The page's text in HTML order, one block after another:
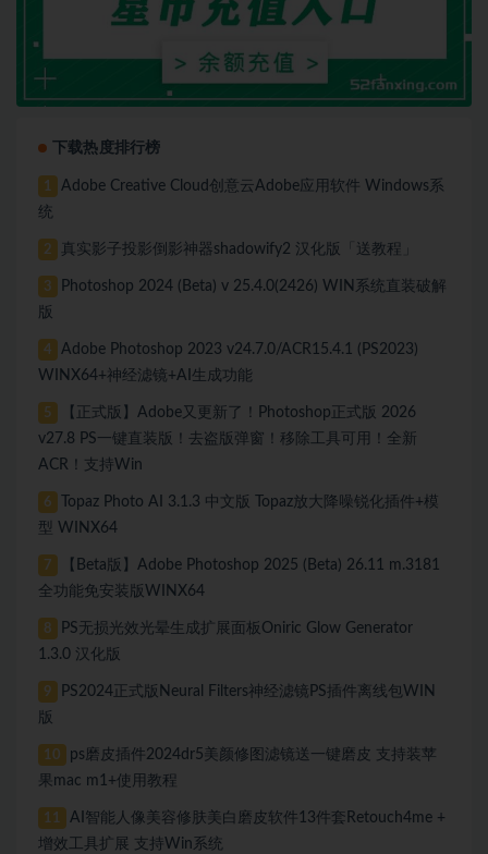
下载热度排行榜
1
Adobe Creative Cloud创意云Adobe应用软件 Windows系
统
2 真实影子投影倒影神器shadowify2 汉化版「送教程」
3
Photoshop 2024 (Beta) v 25.4.0(2426) WIN系统直装破解
版
4
Adobe Photoshop 2023 v24.7.0/ACR15.4.1 (PS2023)
WINX64+神经滤镜+AI生成功能
5
【正式版】Adobe又更新了！Photoshop正式版 2026
v27.8 PS一键直装版！去盗版弹窗！移除工具可用！全新
ACR！支持Win
6
Topaz Photo AI 3.1.3 中文版 Topaz放大降噪锐化插件+模
型 WINX64
7
【Beta版】Adobe Photoshop 2025 (Beta) 26.11 m.3181
全功能免安装版WINX64
8
PS无损光效光晕生成扩展面板Oniric Glow Generator
1.3.0 汉化版
9
PS2024正式版Neural Filters神经滤镜PS插件离线包WIN
版
10
ps磨皮插件2024dr5美颜修图滤镜送一键磨皮 支持装苹
果mac m1+使用教程
11
AI智能人像美容修肤美白磨皮软件13件套Retouch4me +
增效工具扩展 支持Win系统